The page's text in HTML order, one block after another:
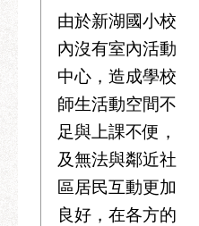
由於新湖國小校
內沒有室內活動
中心，造成學校
師生活動空間不
足與上課不便，
及無法與鄰近社
區居民互動更加
良好，在各方的